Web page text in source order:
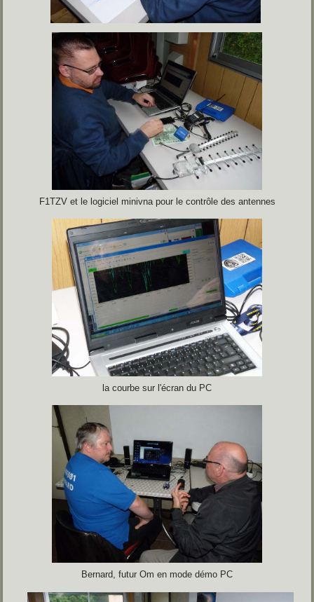
F1TZV et le logiciel minivna pour le contrôle des antennes
la courbe sur l'écran du PC
Bernard, futur Om en mode démo PC